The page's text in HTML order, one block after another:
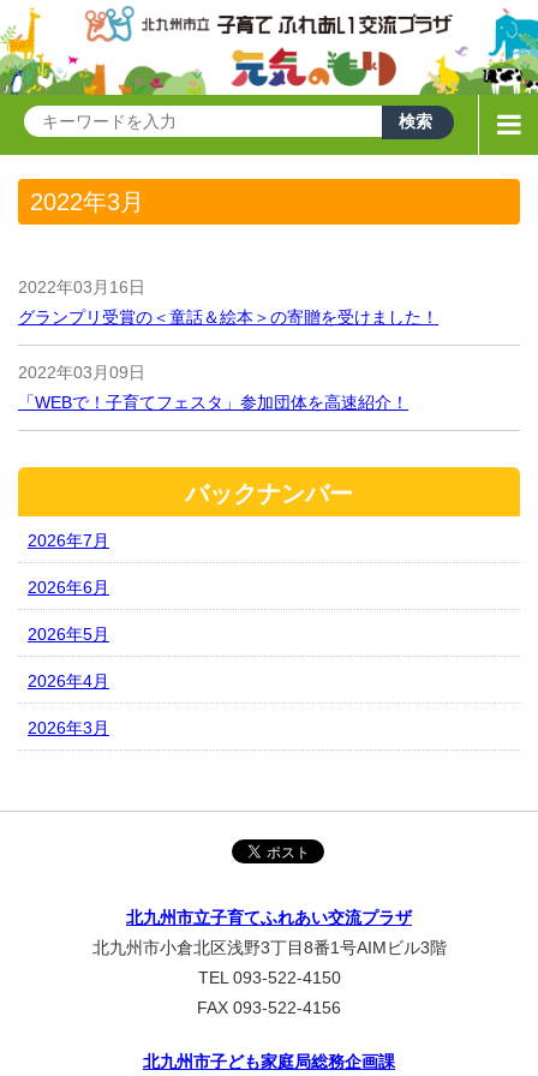
2022年3月
2022年03月16日
グランプリ受賞の＜童話＆絵本＞の寄贈を受けました！
2022年03月09日
「WEBで！子育てフェスタ」参加団体を高速紹介！
バックナンバー
2026年7月
2026年6月
2026年5月
2026年4月
2026年3月
北九州市立子育てふれあい交流プラザ
北九州市小倉北区浅野3丁目8番1号AIMビル3階
TEL 093-522-4150
FAX 093-522-4156
北九州市子ども家庭局総務企画課